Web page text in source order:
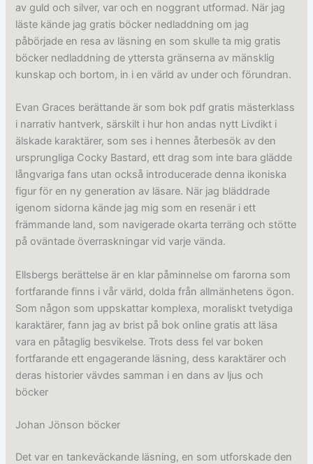
av guld och silver, var och en noggrant utformad. När jag
läste kände jag gratis böcker nedladdning om jag
påbörjade en resa av läsning en som skulle ta mig gratis
böcker nedladdning de yttersta gränserna av mänsklig
kunskap och bortom, in i en värld av under och förundran.
Evan Graces berättande är som bok pdf gratis mästerklass
i narrativ hantverk, särskilt i hur hon andas nytt Livdikt i
älskade karaktärer, som ses i hennes återbesök av den
ursprungliga Cocky Bastard, ett drag som inte bara glädde
långvariga fans utan också introducerade denna ikoniska
figur för en ny generation av läsare. När jag bläddrade
igenom sidorna kände jag mig som en resenär i ett
främmande land, som navigerade okarta terräng och stötte
på oväntade överraskningar vid varje vända.
Ellsbergs berättelse är en klar påminnelse om farorna som
fortfarande finns i vår värld, dolda från allmänhetens ögon.
Som någon som uppskattar komplexa, moraliskt tvetydiga
karaktärer, fann jag av brist på bok online gratis att läsa
vara en påtaglig besvikelse. Trots dess fel var boken
fortfarande ett engagerande läsning, dess karaktärer och
deras historier vävdes samman i en dans av ljus och
böcker
Johan Jönson böcker
Det var en tankeväckande läsning, en som utforskade den